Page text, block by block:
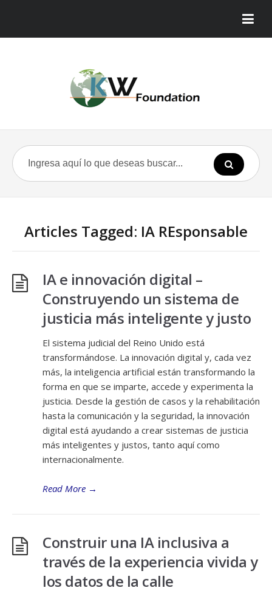
Articles Tagged: IA REsponsable
IA e innovación digital –
Construyendo un sistema de
justicia más inteligente y justo
El sistema judicial del Reino Unido está
transformándose. La innovación digital y, cada vez
más, la inteligencia artificial están transformando la
forma en que se imparte, accede y experimenta la
justicia. Desde la gestión de casos y la rehabilitación
hasta la comunicación y la seguridad, la innovación
digital está ayudando a crear sistemas de justicia
más inteligentes y justos, tanto aquí como
internacionalmente.
Read More →
Construir una IA inclusiva a
través de la experiencia vivida y
los datos de la calle